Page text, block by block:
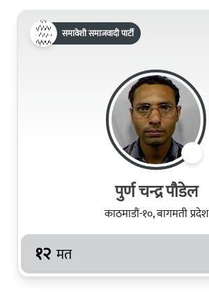
समावेशी समाजवादी पार्टी
पुर्ण चन्द्र पौडेल
काठमाडौं-१०, बागमती प्रदेश
१२ मत